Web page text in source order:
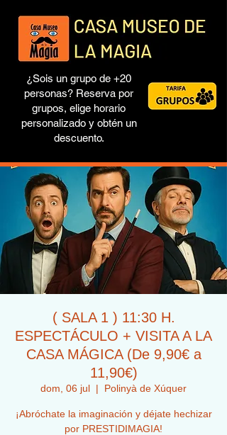
¿Sois un grupo de +20
personas? Reserva por
grupos, elige horario
personalizado y obtén un
descuento.
( SALA 1 ) 11:30 H.
ESPECTÁCULO + VISITA A LA
CASA MÁGICA (De 9,90€ a
11,90€)
dom, 06 jul
  |
Polinyà de Xúquer
¡Abróchate la imaginación y déjate hechizar
por PRESTIDIMAGIA!